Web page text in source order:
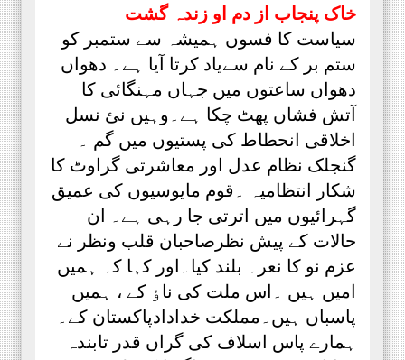
خاک پنجاب از دم او زندہ گشت
سیاست کا فسوں ہمیشہ سے ستمبر کو
ستم بر کے نام سےیاد کرتا آیا ہے۔ دھواں
دھواں ساعتوں میں جہاں مہنگائی کا
آتش فشاں پھٹ چکا ہے۔وہیں نئ نسل
اخلاقی انحطاط کی پستیوں میں گم ۔
گنجلک نظام عدل اور معاشرتی گراوٹ کا
شکار انتظامیہ ۔قوم مایوسیوں کی عمیق
گہرائیوں میں اترتی جا رہی ہے۔ ان
حالات کے پیش نظرصاحبان قلب ونظر نے
عزم نو کا نعرہ بلند کیا۔اور کہا کہ ہمیں
امیں ہیں ۔اس ملت کی ناٶ کے ، ہمیں
پاسباں ہیں۔مملکت خدادادپاکستان کے۔
ہمارے پاس اسلاف کی گراں قدر تابندہ